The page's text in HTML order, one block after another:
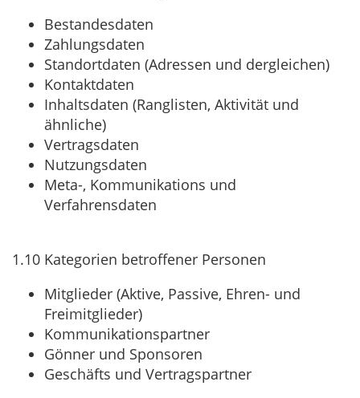
Bestandesdaten
Zahlungsdaten
Standortdaten (Adressen und dergleichen)
Kontaktdaten
Inhaltsdaten (Ranglisten, Aktivität und
ähnliche)
Vertragsdaten
Nutzungsdaten
Meta-, Kommunikations und
Verfahrensdaten
1.10 Kategorien betroffener Personen
Mitglieder (Aktive, Passive, Ehren- und
Freimitglieder)
Kommunikationspartner
Gönner und Sponsoren
Geschäfts und Vertragspartner